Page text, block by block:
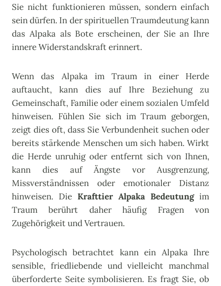
Sie nicht funktionieren müssen, sondern einfach
sein dürfen. In der spirituellen Traumdeutung kann
das Alpaka als Bote erscheinen, der Sie an Ihre
innere Widerstandskraft erinnert.
Wenn das Alpaka im Traum in einer Herde
auftaucht, kann dies auf Ihre Beziehung zu
Gemeinschaft, Familie oder einem sozialen Umfeld
hinweisen. Fühlen Sie sich im Traum geborgen,
zeigt dies oft, dass Sie Verbundenheit suchen oder
bereits stärkende Menschen um sich haben. Wirkt
die Herde unruhig oder entfernt sich von Ihnen,
kann dies auf Ängste vor Ausgrenzung,
Missverständnissen oder emotionaler Distanz
hinweisen. Die Krafttier Alpaka Bedeutungim
Traum berührt daher häufig Fragen von
Zugehörigkeit und Vertrauen.
Psychologisch betrachtet kann ein Alpaka Ihre
sensible, friedliebende und vielleicht manchmal
überforderte Seite symbolisieren. Es fragt Sie, ob